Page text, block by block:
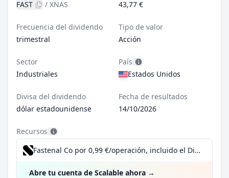
FAST
/ XNAS
43,77 €
Frecuencia del dividendo
trimestral
Tipo de valor
Acción
Sector
Industriales
País
Estados Unidos
Divisa del dividendo
dólar estadounidense
Fecha de resultados
14/10/2026
Recursos
Fastenal Co por 0,99 €/operación, incluido el Dividend Reinvestment Plan
Abre tu cuenta de Scalable ahora →